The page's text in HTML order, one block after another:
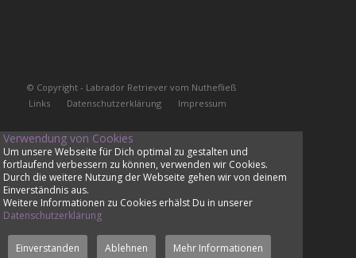
© Copyright - Labrador Retriever vom Nuthefließ
Links
Datenschutzerklärung Impressum
Verwendung von Cookies
Um unsere Webseite für Dich optimal zu gestalten und
fortlaufend verbessern zu können, verwenden wir Cookies.
Durch die weitere Nutzung der Webseite gehen wir von deinem
Einverständnis aus.
Weitere Informationen zu Cookies erhälst Du in unserer
Datenschutzerklärung
Einverstanden Ablehnen Mehr Informationen